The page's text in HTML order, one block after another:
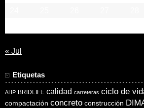
« Jul
Etiquetas
AHP BRIDLIFE calidad carreteras ciclo de
compactación concreto construcción